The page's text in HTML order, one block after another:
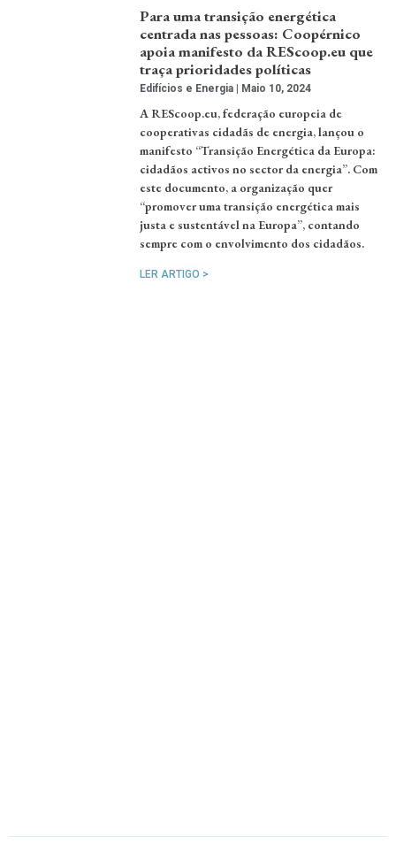
Para uma transição energética
centrada nas pessoas: Coopérnico
apoia manifesto da REScoop.eu que
traça prioridades políticas
Edifícios e Energia Maio 10, 2024
A REScoop.eu, federação europeia de
cooperativas cidadãs de energia, lançou o
manifesto “Transição Energética da Europa:
cidadãos activos no sector da energia”. Com
este documento, a organização quer
“promover uma transição energética mais
justa e sustentável na Europa”, contando
sempre com o envolvimento dos cidadãos.
LER ARTIGO >